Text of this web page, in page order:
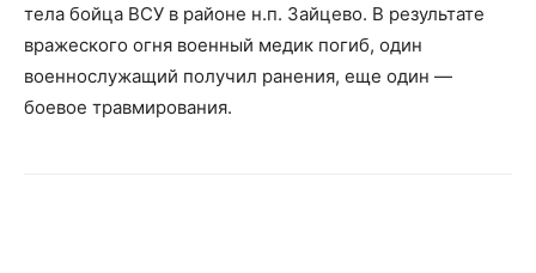
тела бойца ВСУ в районе н.п. Зайцево. В результате
вражеского огня военный медик погиб, один
военнослужащий получил ранения, еще один —
боевое травмирования.